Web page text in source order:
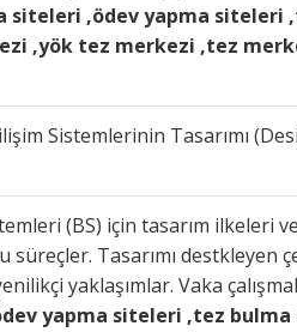
siteleri ,ödev yapma
,yök tez merkezi ,tez
Sistemlerinin Tasarımı
(BS) için tasarım ilkeleri
süreçler. Tasarımı destkleyen
yaklaşımlar. Vaka
yapma siteleri ,tez